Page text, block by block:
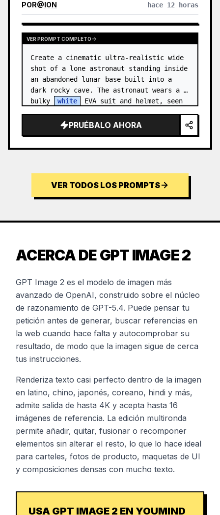
POR@ION hace 12 horas
VER PROMPT COMPLETO
Create a cinematic ultra-realistic wide
shot of a lone astronaut standing inside
an abandoned lunar base built into a
dark rocky cave. The astronaut wears a
bulky
white
EVA suit and helmet, seen
PRUÉBALO AHORA
VER TODOS LOS PROMPTS
ACERCA DE GPT IMAGE 2
GPT Image 2 es el modelo de imagen más
avanzado de OpenAI, construido sobre el núcleo
de razonamiento de GPT-5.4. Puede pensar tu
petición antes de generar, buscar referencias en
la web cuando hace falta y autocomprobar su
resultado, de modo que la imagen sigue de cerca
tus instrucciones.
Renderiza texto casi perfecto dentro de la imagen
en latino, chino, japonés, coreano, hindi y más,
admite salida de hasta 4K y acepta hasta 16
imágenes de referencia. La edición multironda
permite añadir, quitar, fusionar o recomponer
elementos sin alterar el resto, lo que lo hace ideal
para carteles, fotos de producto, maquetas de UI
y composiciones densas con mucho texto.
USA GPT IMAGE 2 EN YOUMIND